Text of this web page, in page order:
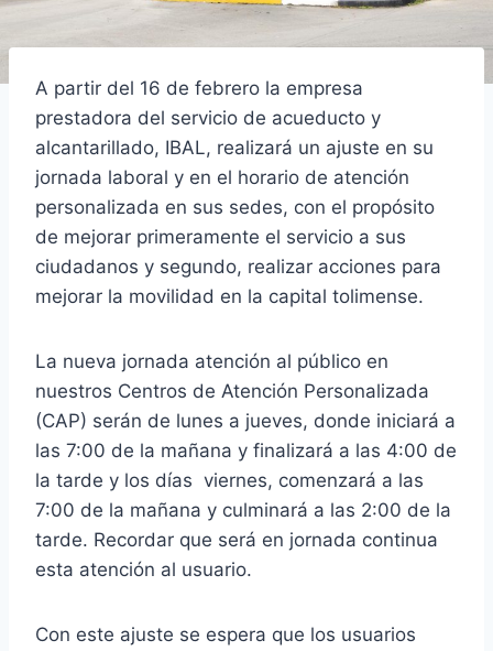
A partir del 16 de febrero la empresa
prestadora del servicio de acueducto y
alcantarillado, IBAL, realizará un ajuste en su
jornada laboral y en el horario de atención
personalizada en sus sedes, con el propósito
de mejorar primeramente el servicio a sus
ciudadanos y segundo, realizar acciones para
mejorar la movilidad en la capital tolimense.
La nueva jornada atención al público en
nuestros Centros de Atención Personalizada
(CAP) serán de lunes a jueves, donde iniciará a
las 7:00 de la mañana y finalizará a las 4:00 de
la tarde y los días viernes, comenzará a las
7:00 de la mañana y culminará a las 2:00 de la
tarde. Recordar que será en jornada continua
esta atención al usuario.
Con este ajuste se espera que los usuarios